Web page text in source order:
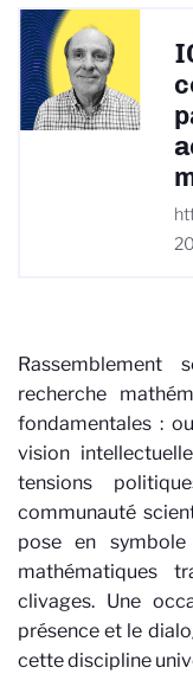
Rassemblement
recherche
fondamentales :
vision
tensions
communauté
pose en
mathématiques
clivages. Une
présence et le
cette discipline